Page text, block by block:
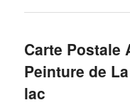
Carte Postale
Peinture de
lac